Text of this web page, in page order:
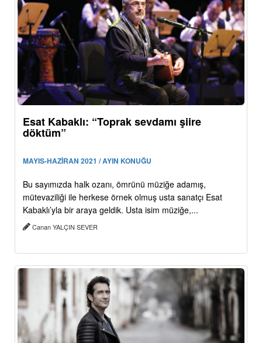
Esat Kabaklı: “Toprak sevdamı şiire
döktüm”
MAYIS-HAZİRAN 2021 / AYIN KONUĞU
Bu sayımızda halk ozanı, ömrünü müziğe adamış,
mütevaziliği ile herkese örnek olmuş usta sanatçı Esat
Kabaklı’yla bir araya geldik. Usta isim müziğe,...
Canan YALÇIN SEVER